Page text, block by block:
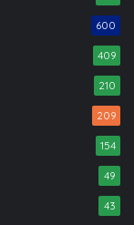
600
409
210
209
154
49
43